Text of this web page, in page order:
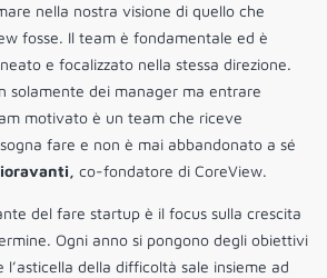
nella nostra visione di quello che
fosse. Il team è fondamentale ed è
e focalizzato nella stessa direzione.
solamente dei manager ma entrare
motivato è un team che riceve
fare e non è mai abbandonato a sé
co-fondatore di CoreView.
del fare startup è il focus sulla crescita
Ogni anno si pongono degli obiettivi
l’asticella della difficoltà sale insieme ad